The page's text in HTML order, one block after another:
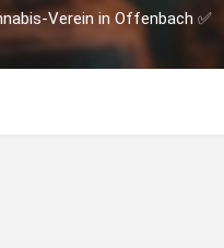
Verein in Offenbach ✅